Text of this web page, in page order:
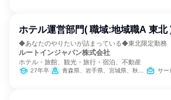
ホテル運営部門( 職域:地域職A 東北
◆あなたのやりたいが詰まっている◆東北限定勤務
ルートインジャパン株式会社
ホテル・旅館、観光・旅行・宿泊、不動産
27年卒 青森県、岩手県、宮城県、秋田県、山形県、福島県 サー